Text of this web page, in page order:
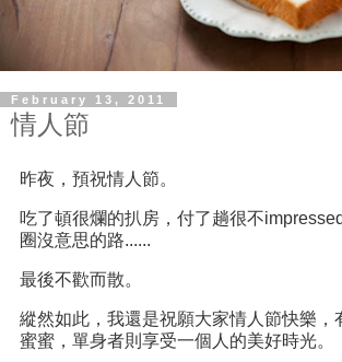
February 13, 2011
情人節
昨夜，預祝情人節。
吃了頓很爛的扒房，付了趟很不
圈沒意思的路......
最後不歡而散。
縱然如此，我還是祝願大家情人節快樂，
蜜蜜，單身者則享受一個人的美好時光。